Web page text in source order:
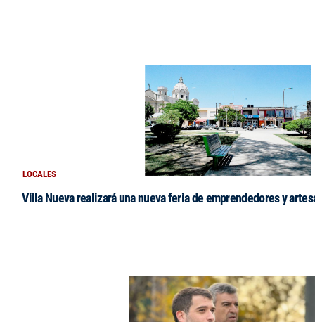
LOCALES
Villa Nueva realizará una nueva feria de emprendedores y